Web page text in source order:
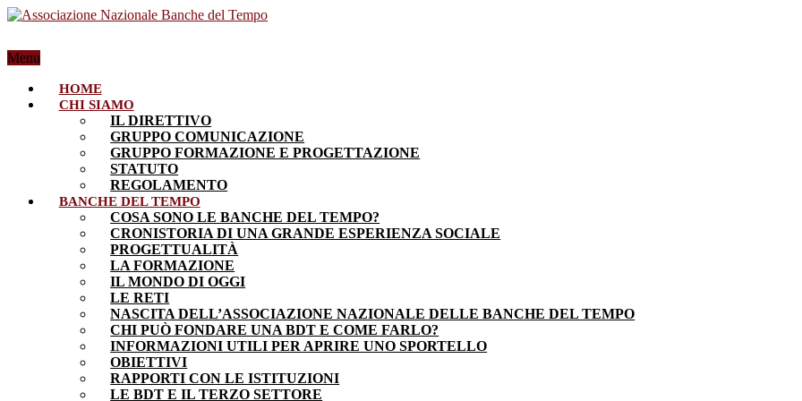
Menu
HOME
CHI SIAMO
IL DIRETTIVO
GRUPPO COMUNICAZIONE
GRUPPO FORMAZIONE E PROGETTAZIONE
STATUTO
REGOLAMENTO
BANCHE DEL TEMPO
COSA SONO LE BANCHE DEL TEMPO?
CRONISTORIA DI UNA GRANDE ESPERIENZA SOCIALE
PROGETTUALITÀ
LA FORMAZIONE
IL MONDO DI OGGI
LE RETI
NASCITA DELL’ASSOCIAZIONE NAZIONALE DELLE BANCHE DEL TEMPO
CHI PUÒ FONDARE UNA BDT E COME FARLO?
INFORMAZIONI UTILI PER APRIRE UNO SPORTELLO
OBIETTIVI
RAPPORTI CON LE ISTITUZIONI
LE BDT E IL TERZO SETTORE